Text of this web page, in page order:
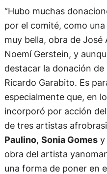
“Hubo muchas
por el comité, como
muy bella, obra de José
Noemí Gerstein, y
destacar la donación
Ricardo Garabito. Es
especialmente que, en
incorporó por acción
de tres artistas
Paulino, Sonia Gomesy
obra del artista
una forma de poner en